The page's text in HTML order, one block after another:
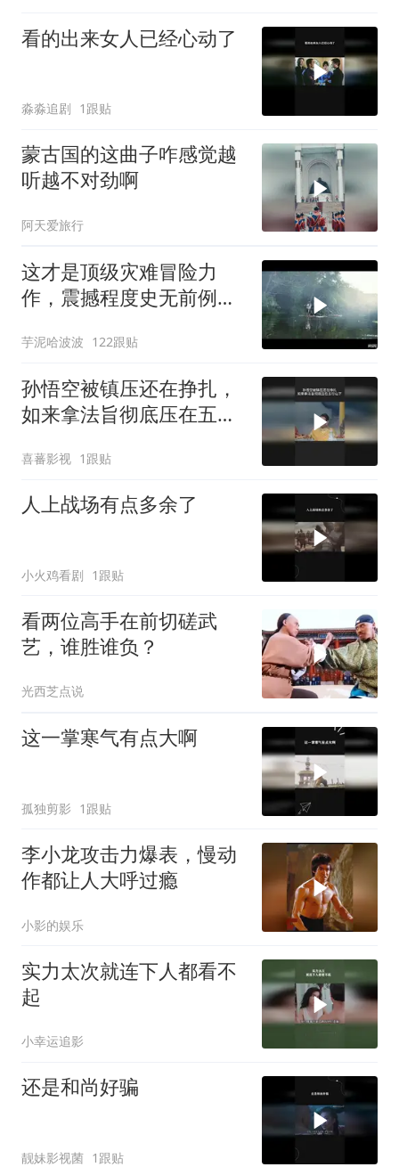
看的出来女人已经心动了
淼淼追剧 1跟贴
蒙古国的这曲子咋感觉越
听越不对劲啊
阿天爱旅行
这才是顶级灾难冒险力
作，震撼程度史无前例，
芋泥哈波波 122跟贴
孙悟空被镇压还在挣扎，
如来拿法旨彻底压在五行
喜蕃影视 1跟贴
人上战场有点多余了
小火鸡看剧 1跟贴
看两位高手在前切磋武
艺，谁胜谁负？
光西芝点说
这一掌寒气有点大啊
孤独剪影 1跟贴
李小龙攻击力爆表，慢动
作都让人大呼过瘾
小影的娱乐
实力太次就连下人都看不
起
小幸运追影
还是和尚好骗
靓妹影视菌 1跟贴